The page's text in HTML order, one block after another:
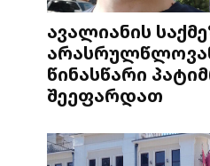
ავალიანის
წინასწარი
შეეფარდათ